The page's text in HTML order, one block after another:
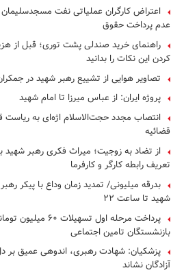
اعتراض کارگران عملیاتی نفت
عدم پرداخت حقوق
راهنمای خرید صندلی پشت توری؛ قبل از
کردن این نکات را بدانید
تصاویر هوایی از تشییع رهبر شهید در
پروژه ایران: از عباس میرزا تا امام شهید
انتصاب مجدد حجت‌الاسلام اژه‌ای به ریاست
قضائیه
از تضاد به زوجیت؛ میراث فکری رهبر شهید
تعریف رابطه کارگر و کارفرما
بدرقه میلیونی/ تمدید زمان وداع با پیکر رهبر
شهید تا ساعت ۲۲
پرداخت مرحله اول تسهیلات ۶۰
بازنشستگان تامین اجتماعی
پزشکیان: شهادت رهبری، اندوهی عمیق بر
آزادگان نشاند